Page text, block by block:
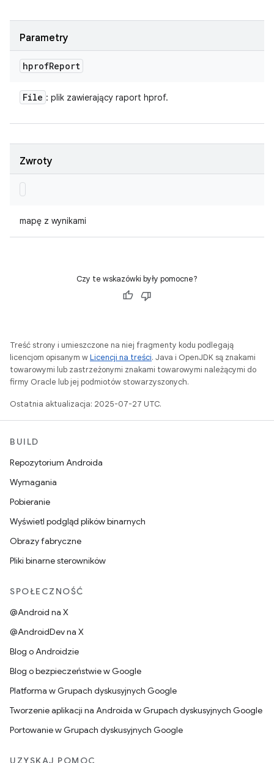
Parametry
hprofReport
File : plik zawierający raport hprof.
Zwroty
mapę z wynikami
Czy te wskazówki były pomocne?
Treść strony i umieszczone na niej fragmenty kodu podlegają
licencjom opisanym wLicencji na treści. Java i OpenJDK są znakami
towarowymi lub zastrzeżonymi znakami towarowymi należącymi do
firmy Oracle lub jej podmiotów stowarzyszonych.
Ostatnia aktualizacja: 2025-07-27 UTC.
BUILD
Repozytorium Androida
Wymagania
Pobieranie
Wyświetl podgląd plików binarnych
Obrazy fabryczne
Pliki binarne sterowników
SPOŁECZNOŚĆ
@Android na X
@AndroidDev na X
Blog o Androidzie
Blog o bezpieczeństwie w Google
Platforma w Grupach dyskusyjnych Google
Tworzenie aplikacji na Androida w Grupach dyskusyjnych Google
Portowanie w Grupach dyskusyjnych Google
UZYSKAJ POMOC